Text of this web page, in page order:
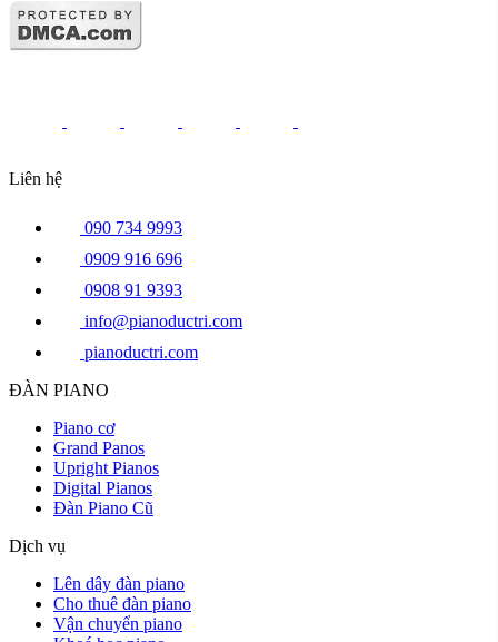
Liên hệ
090 734 9993
0909 916 696
0908 91 9393
info@pianoductri.com
pianoductri.com
ĐÀN PIANO
Piano cơ
Grand Panos
Upright Pianos
Digital Pianos
Đàn Piano Cũ
Dịch vụ
Lên dây đàn piano
Cho thuê đàn piano
Vận chuyển piano